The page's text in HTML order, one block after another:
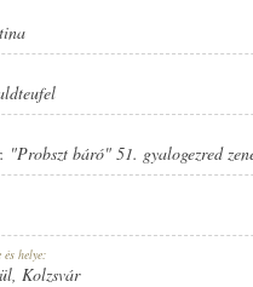
"Probszt báró" 51. gyalogezred
és helye:
, Kolzsvár